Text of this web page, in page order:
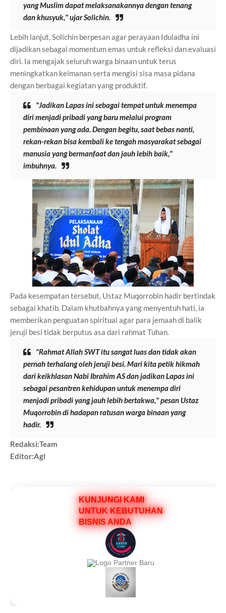
yang Muslim dapat melaksanakannya dengan tenang
dan khusyuk," ujar Solichin.
Lebih lanjut, Solichin berpesan agar perayaan Iduladha ini
dijadikan sebagai momentum emas untuk refleksi dan evaluasi
diri. Ia mengajak seluruh warga binaan untuk terus
meningkatkan keimanan serta mengisi sisa masa pidana
dengan berbagai kegiatan yang produktif.
"Jadikan Lapas ini sebagai tempat untuk menempa
diri menjadi pribadi yang baru melalui program
pembinaan yang ada. Dengan begitu, saat bebas nanti,
rekan-rekan bisa kembali ke tengah masyarakat sebagai
manusia yang bermanfaat dan jauh lebih baik,"
imbuhnya.
Pada kesempatan tersebut, Ustaz Muqorrobin hadir bertindak
sebagai khatib. Dalam khutbahnya yang menyentuh hati, ia
memberikan penguatan spiritual agar para jemaah di balik
jeruji besi tidak berputus asa dari rahmat Tuhan.
"Rahmat Allah SWT itu sangat luas dan tidak akan
pernah terhalang oleh jeruji besi. Mari kita petik hikmah
dari keikhlasan Nabi Ibrahim AS dan jadikan Lapas ini
sebagai pesantren kehidupan untuk menempa diri
menjadi pribadi yang jauh lebih bertakwa," pesan Ustaz
Muqorrobin di hadapan ratusan warga binaan yang
hadir.
Redaksi:Team
Editor:Agl
KUNJUNGI KAMI
UNTUK KEBUTUHAN
BISNIS ANDA